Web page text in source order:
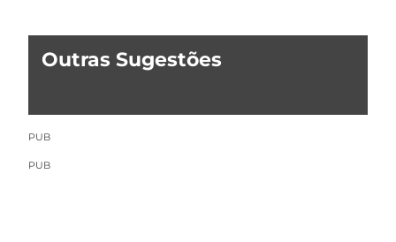
Outras Sugestões
PUB
PUB